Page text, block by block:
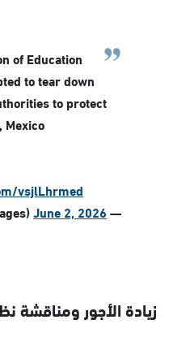
of Education
to tear down
to protect
Mexico
vsjlLhrmed
— Anadolu Images (@anadoluimages)
June 2, 2026
زيادة الأجور ومناقشة